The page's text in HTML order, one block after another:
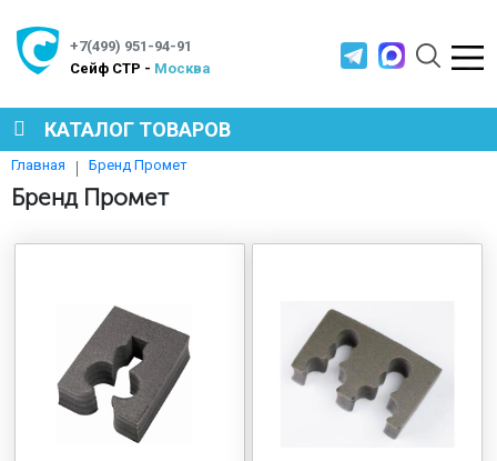
+7(499) 951-94-91
Cейф СТР - Москва
КАТАЛОГ ТОВАРОВ
СЕЙФЫ
МЕТАЛЛИЧЕСКИЕ СТЕЛЛАЖИ
ПРОИЗВОДСТВЕННАЯ МЕБЕЛЬ
Главная Бренд Промет
Бренд Промет